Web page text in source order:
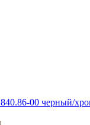
00 черный/